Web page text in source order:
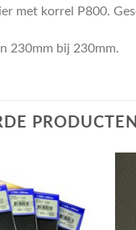
met korrel P800.
230mm bij 230mm.
PRODUCTEN